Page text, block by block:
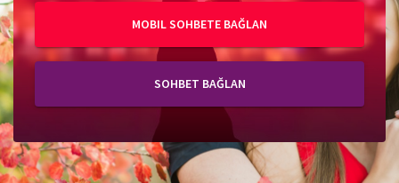
MOBIL SOHBETE BAĞLAN
SOHBET BAĞLAN